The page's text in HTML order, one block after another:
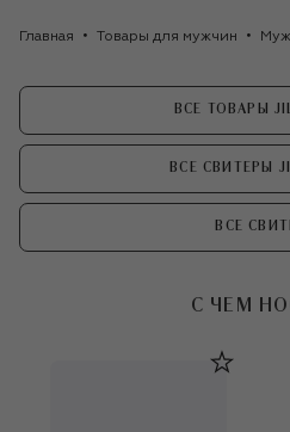
Главная Товары для мужчин
ВСЕ ТОВАРЫ
ВСЕ СВИТЕРЫ
ВСЕ
С ЧЕМ